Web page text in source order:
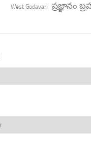
West Godavari ప్రజ్ఞానం